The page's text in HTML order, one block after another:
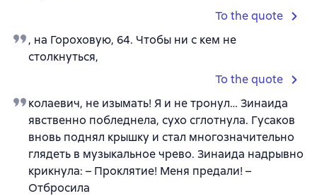
To the quote
, на Гороховую, 64. Чтобы ни с кем не
столкнуться,
To the quote
колаевич, не изымать! Я и не тронул… Зинаида
явственно побледнела, сухо сглотнула. Гусаков
вновь поднял крышку и стал многозначительно
глядеть в музыкальное чрево. Зинаида надрывно
крикнула: – Проклятие! Меня предали! –
Отбросила